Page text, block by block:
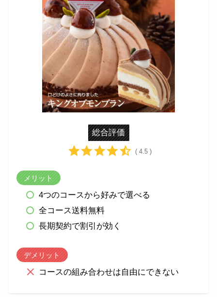
総合評価
( 4.5 )
メリット
4つのコースから好みで選べる
全コース送料無料
長期契約で割引が効く
デメリット
コースの組み合わせは自由にできない